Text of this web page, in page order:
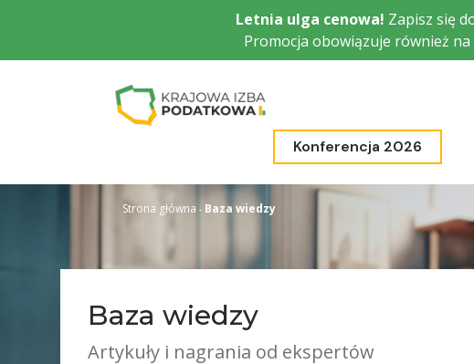
Letnia ulga cenowa! Zapisz się
Promocja obowiązuje również
Konferencja 2026
Strona główna Baza wiedzy
Baza wiedzy
Artykuły i nagrania od ekspertów